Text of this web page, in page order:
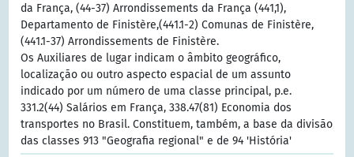
da França, (44-37) Arrondissements da França (441,1),
Departamento de Finistère,(441.1-2) Comunas de Finistère,
(441.1-37) Arrondissements de Finistère.
Os Auxiliares de lugar indicam o âmbito geográfico,
localização ou outro aspecto espacial de um assunto
indicado por um número de uma classe principal, p.e.
331.2(44) Salários em França, 338.47(81) Economia dos
transportes no Brasil. Constituem, também, a base da divisão
das classes 913 "Geografia regional" e de 94 'História'